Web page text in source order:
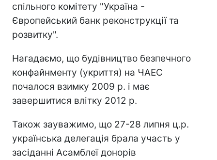
спільного комітету "Україна -
Європейський банк реконструкції та
розвитку".
Нагадаємо, що будівництво безпечного
конфайнменту (укриття) на ЧАЕС
почалося взимку 2009 р. і має
завершитися влітку 2012 р.
Також зауважимо, що 27-28 липня ц.р.
українська делегація брала участь у
засіданні Асамблеї донорів